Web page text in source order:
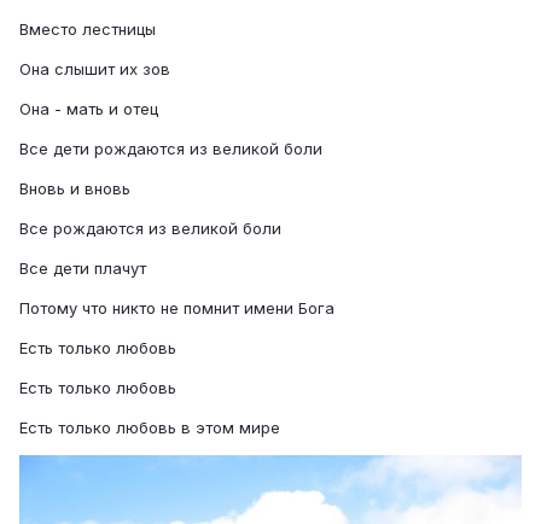
Вместо лестницы
Она слышит их зов
Она - мать и отец
Все дети рождаются из великой боли
Вновь и вновь
Все рождаются из великой боли
Все дети плачут
Потому что никто не помнит имени Бога
Есть только любовь
Есть только любовь
Есть только любовь в этом мире